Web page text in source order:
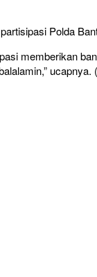
Polda
memberikan
ucapnya.